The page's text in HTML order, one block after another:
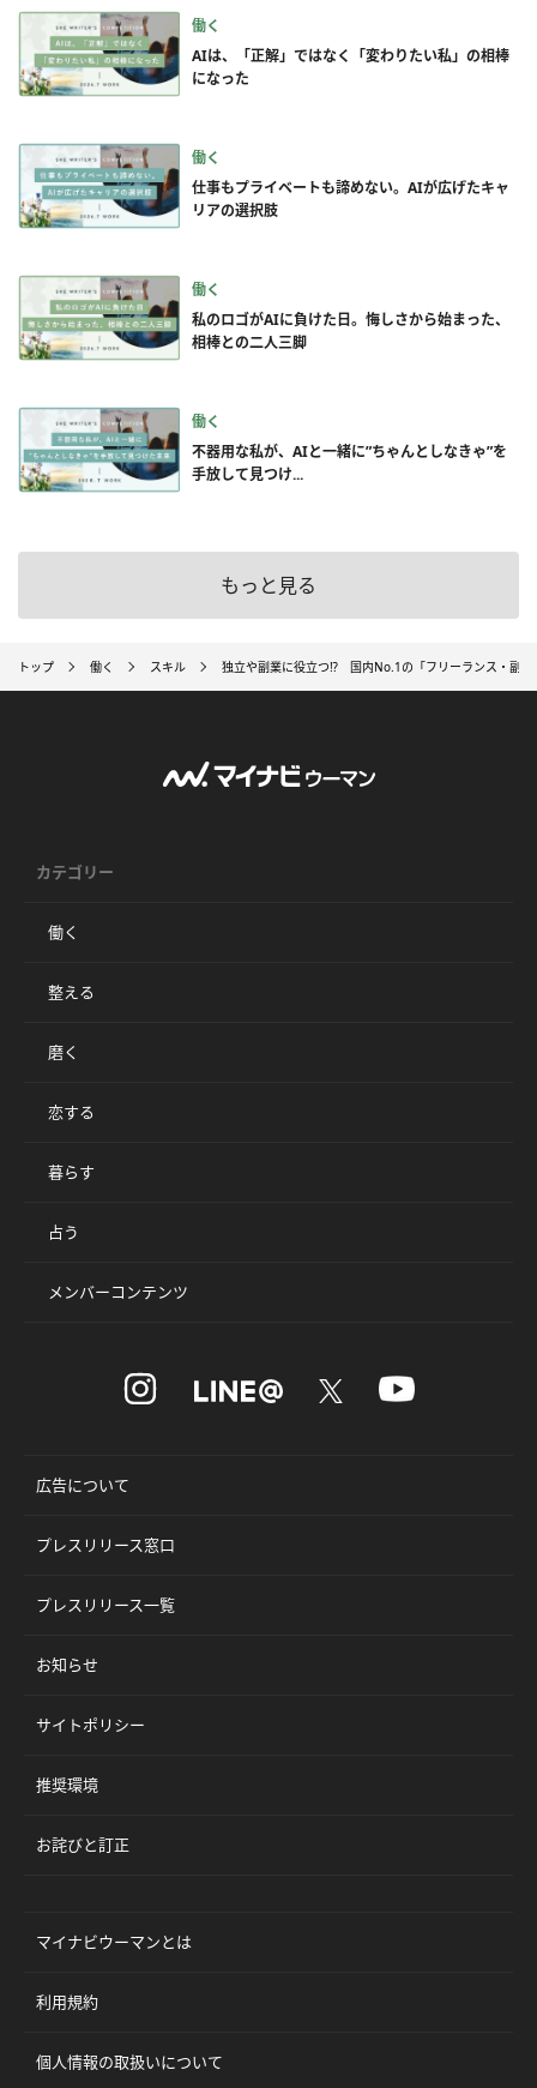
働く
AIは、「正解」ではなく「変わりたい私」の相棒
になった
働く
仕事もプライベートも諦めない。AIが広げたキャ
リアの選択肢
働く
私のロゴがAIに負けた日。悔しさから始まった、
相棒との二人三脚
働く
不器用な私が、AIと一緒に”ちゃんとしなきゃ”を
手放して見つけ...
もっと見る
トップ 働く スキル 独立や副業に役立つ⁉ 国内No.1の「フリーランス・副業
カテゴリー
働く
整える
磨く
恋する
暮らす
占う
メンバーコンテンツ
広告について
プレスリリース窓口
プレスリリース一覧
お知らせ
サイトポリシー
推奨環境
お詫びと訂正
マイナビウーマンとは
利用規約
個人情報の取扱いについて